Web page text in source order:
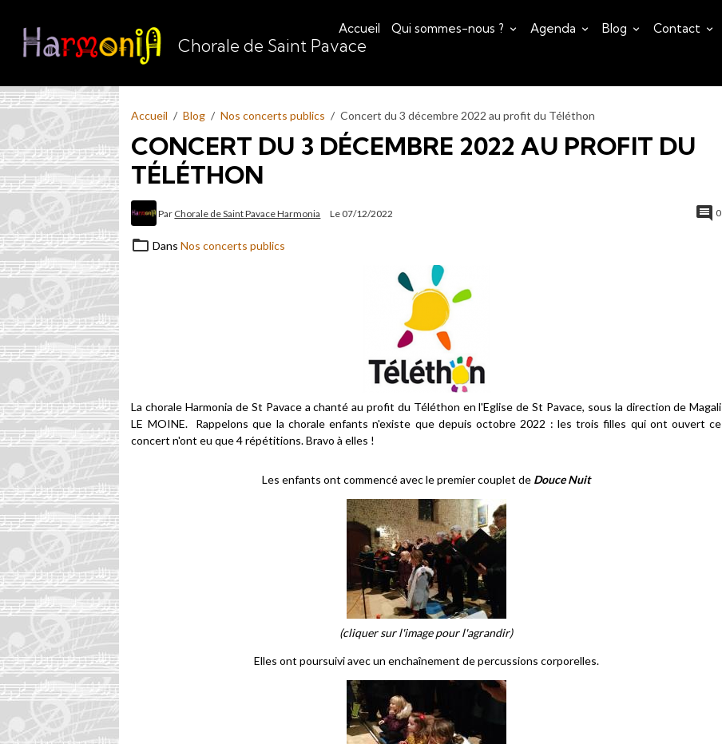
Chorale de Saint Pavace
Accueil Qui sommes-nous ? Agenda Blog Contact
Accueil Blog Nos concerts publics Concert du 3 décembre 2022 au profit du Téléthon
CONCERT DU 3 DÉCEMBRE 2022 AU PROFIT DU
TÉLÉTHON
Par Chorale de Saint Pavace Harmonia Le 07/12/2022 0
DansNos concerts publics
La chorale Harmonia de St Pavace a chanté au profit du Téléthon en l'Eglise de St Pavace, sous la direction de Magali
LE MOINE. Rappelons que la chorale enfants n'existe que depuis octobre 2022 : les trois filles qui ont ouvert ce
concert n'ont eu que 4 répétitions. Bravo à elles !
Les enfants ont commencé avec le premier couplet de Douce Nuit
(cliquer sur l'image pour l'agrandir)
Elles ont poursuivi avec un enchaînement de percussions corporelles.